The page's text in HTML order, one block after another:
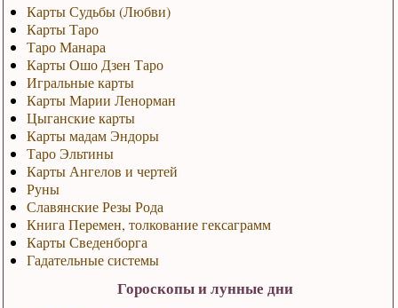
Карты Судьбы (Любви)
Карты Таро
Таро Манара
Карты Ошо Дзен Таро
Игральные карты
Карты Марии Ленорман
Цыганские карты
Карты мадам Эндоры
Таро Эльтины
Карты Ангелов и чертей
Руны
Славянские Резы Рода
Книга Перемен, толкование гексаграмм
Карты Сведенборга
Гадательные системы
Гороскопы и лунные дни